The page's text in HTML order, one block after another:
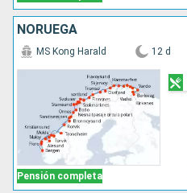
NORUEGA
Pensión completa
MS Kong Harald 12 d